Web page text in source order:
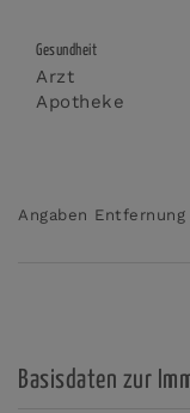
Gesundheit
Arzt
Apotheke
Angaben
Basisdaten zur